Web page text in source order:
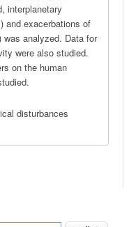
interplanetary
and exacerbations of
analyzed. Data for
were also studied.
on the human
disturbances